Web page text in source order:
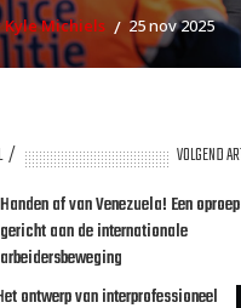
Michiels 25 nov 2025
VOLGEND
Handen af van Venezuela! Een oproep
gericht aan de internationale
arbeidersbeweging
ontwerp van interprofessioneel